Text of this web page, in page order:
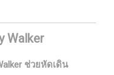
Walker
ช่วยหัดเดิน